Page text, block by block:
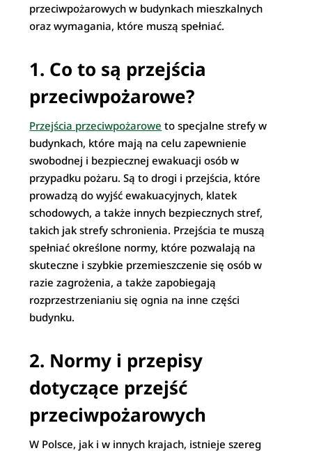
przeciwpożarowych w budynkach mieszkalnych
oraz wymagania, które muszą spełniać.
1. Co to są przejścia
przeciwpożarowe?
Przejścia przeciwpożarowe to specjalne strefy w
budynkach, które mają na celu zapewnienie
swobodnej i bezpiecznej ewakuacji osób w
przypadku pożaru. Są to drogi i przejścia, które
prowadzą do wyjść ewakuacyjnych, klatek
schodowych, a także innych bezpiecznych stref,
takich jak strefy schronienia. Przejścia te muszą
spełniać określone normy, które pozwalają na
skuteczne i szybkie przemieszczenie się osób w
razie zagrożenia, a także zapobiegają
rozprzestrzenianiu się ognia na inne części
budynku.
2. Normy i przepisy
dotyczące przejść
przeciwpożarowych
W Polsce, jak i w innych krajach, istnieje szereg